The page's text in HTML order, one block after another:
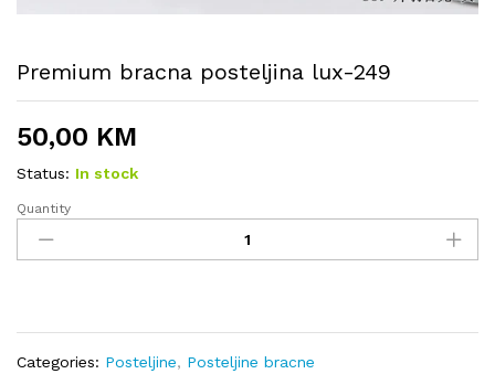
Premium bracna posteljina lux-249
50,00 KM
Status: In stock
Premium
bracna
posteljina
quantity
Quantity
Categories: Posteljine, Posteljine bracne